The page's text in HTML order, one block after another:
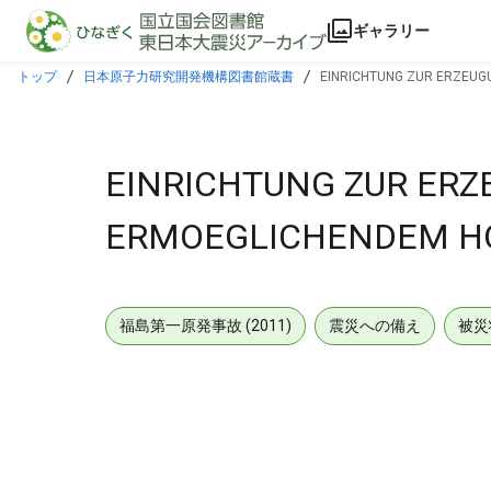
本文に飛ぶ
ギャラリー
トップ 日本原子力研究開発機構図書館蔵書 EINRICHTUNG ZUR
EINRICHTUNG ZUR
ERMOEGLICHENDEM
福島第一原発事故 (2011) 震災への備え 被